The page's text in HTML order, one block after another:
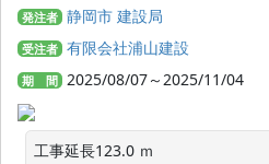
発注者 静岡市 建設局
受注者 有限会社浦山建設
期 間 2025/08/07～2025/11/04
工事延長123.0 ｍ